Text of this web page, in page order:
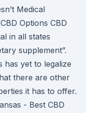
Medical
Options CBD
in all states
supplement”.
has yet to legalize
there are other
it has to offer.
- Best CBD